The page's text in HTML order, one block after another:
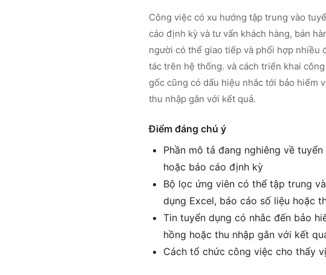
Công việc có xu hướng tập trung vào
cáo định kỳ và tư vấn khách hàng, bán
người có thể giao tiếp và phối hợp nhiều
tác trên hệ thống. và cách triển khai
gốc cũng có dấu hiệu nhắc tới bảo hiểm
thu nhập gắn với kết quả.
Điểm đáng chú ý
Phần mô tả đang nghiêng về
hoặc báo cáo định kỳ
Bộ lọc ứng viên có thể tập trung
dụng Excel, báo cáo số liệu hoặc
Tin tuyển dụng có nhắc đến bảo
hồng hoặc thu nhập gắn với kết
Cách tổ chức công việc cho thấy